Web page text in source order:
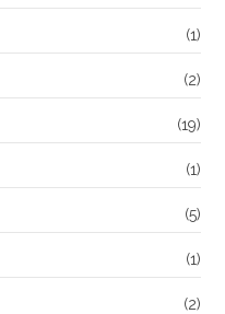
(1)
(2)
(19)
(1)
(5)
(1)
(2)